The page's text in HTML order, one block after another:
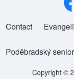
Footer menu
Contact (opens
Poděbradský
(opens in new tab)
Copyright ©